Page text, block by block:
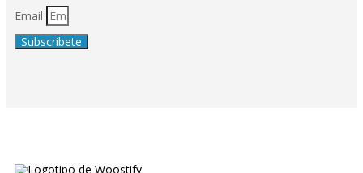
Email
Subscribete